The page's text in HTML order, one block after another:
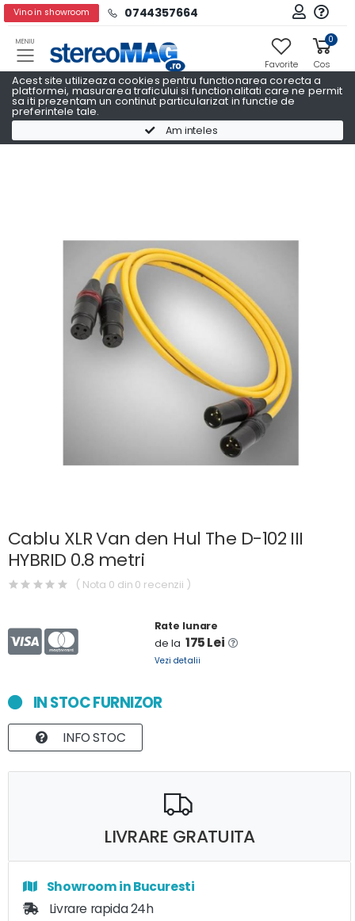
Acest site utilizeaza cookies pentru functionarea corecta a
platformei, masurarea traficului si functionalitati care ne permit
sa iti prezentam un continut particularizat in functie de
preferintele tale.
Am inteles
Vino in showroom 0744357664
MENIU
Favorite
0
Cos
Cabluri audio VAN DEN HUL
Cablu XLR Van den Hul The D-102 III
HYBRID 0.8 metri
( Nota 0 din 0 recenzii )
Rate lunare
de la 175 Lei
Vezi detalii
IN STOC FURNIZOR
INFO STOC
LIVRARE GRATUITA
Showroom in Bucuresti
Livrare rapida 24h